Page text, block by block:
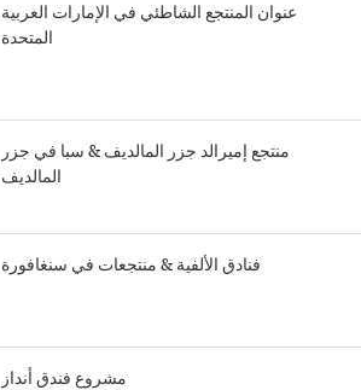
عنوان المنتجع الشاطئي في الإمارات العربية
المتحدة
منتجع إميرالد جزر المالديف & سبا في جزر
المالديف
فنادق الألفية & منتجعات في سنغافورة
مشروع فندق أنداز